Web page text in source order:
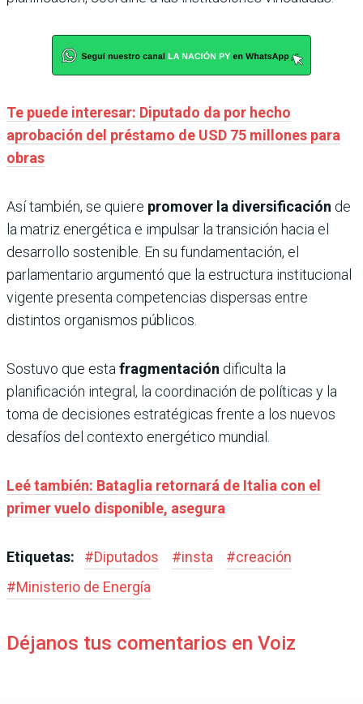
Te puede interesar: Diputado da por hecho
aprobación del préstamo de USD 75 millones para
obras
Así también, se quiere promover la diversificación de
la matriz energética e impulsar la transición hacia el
desarrollo sostenible. En su fundamentación, el
parlamentario argumentó que la estructura institucional
vigente presenta competencias dispersas entre
distintos organismos públicos.
Sostuvo que esta fragmentación dificulta la
planificación integral, la coordinación de políticas y la
toma de decisiones estratégicas frente a los nuevos
desafíos del contexto energético mundial.
Leé también: Bataglia retornará de Italia con el
primer vuelo disponible, asegura
Etiquetas: #Diputados #insta #creación
#Ministerio de Energía
Déjanos tus comentarios en Voiz